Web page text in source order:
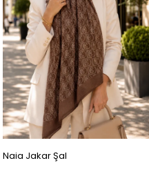
Naia Jakar Şal